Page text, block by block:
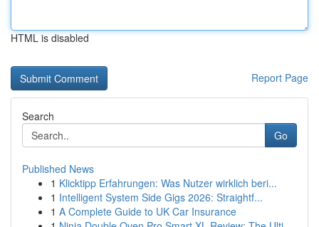
HTML is disabled
Report Page
Search
Go
Published News
1 Klicktipp Erfahrungen: Was Nutzer wirklich beri...
1 Intelligent System Side Gigs 2026: Straightf...
1 A Complete Guide to UK Car Insurance